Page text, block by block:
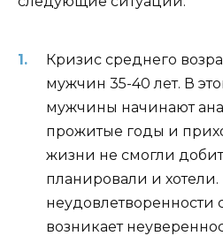
Кризис среднего
мужчин 35-40 лет. В
мужчины начинают
прожитые годы и
жизни не смогли
планировали и
неудовлетворенности
возникает